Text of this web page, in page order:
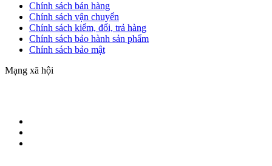
Chính sách bán hàng
Chính sách vận chuyển
Chính sách kiểm, đổi, trả hàng
Chính sách bảo hành sản phẩm
Chính sách bảo mật
Mạng xã hội